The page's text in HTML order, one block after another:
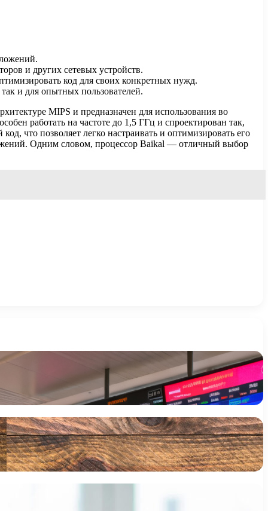
и других сетевых устройств.
код для своих конкретных нужд.
и для опытных пользователей.
MIPS и предназначен для использования во
работать на частоте до 1,5 ГГц и спроектирован так,
что позволяет легко настраивать и оптимизировать его
Одним словом, процессор Baikal — отличный выбор